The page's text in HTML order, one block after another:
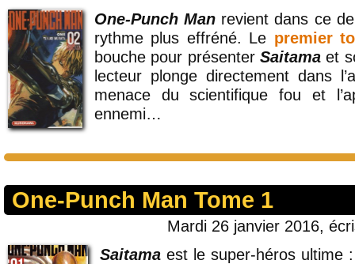
One-Punch Man revient dans ce
rythme plus effréné. Le premier
bouche pour présenter Saitama et
lecteur plonge directement dans
menace du scientifique fou et
ennemi…
One-Punch Man Tome 1
Mardi 26 janvier 2016,
Saitama est le super-héros ultime